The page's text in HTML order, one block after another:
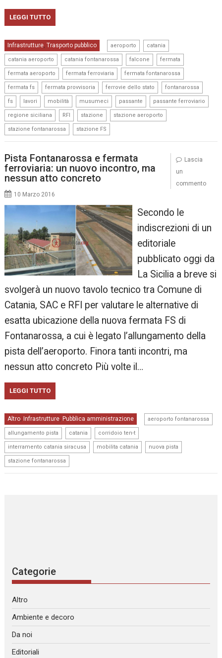
LEGGI TUTTO
Infrastrutture, Trasporto pubblico aeroporto catania
catania aeroporto catania fontanarossa falcone fermata
fermata aeroporto fermata ferroviaria fermata fontanarossa
fermata fs fermata provvisoria ferrovie dello stato fontanarossa
fs lavori mobilità musumeci passante passante ferroviario
regione siciliana RFI stazione stazione aeroporto
stazione fontanarossa stazione FS
Pista Fontanarossa e fermata
ferroviaria: un nuovo incontro, ma
nessun atto concreto
10 Marzo 2016
Secondo le
indiscrezioni di un
editoriale
pubblicato oggi da
La Sicilia a breve si
svolgerà un nuovo tavolo tecnico tra Comune di
Catania, SAC e RFI per valutare le alternative di
esatta ubicazione della nuova fermata FS di
Fontanarossa, a cui è legato l’allungamento della
pista dell’aeroporto. Finora tanti incontri, ma
nessun atto concreto Più volte il…
LEGGI TUTTO
Altro, Infrastrutture, Pubblica amministrazione aeroporto fontanarossa
allungamento pista catania corridoio ten-t
interramento catania siracusa mobilita catania nuova pista
stazione fontanarossa
Lascia
un
commento
Categorie
Altro
Ambiente e decoro
Da noi
Editoriali